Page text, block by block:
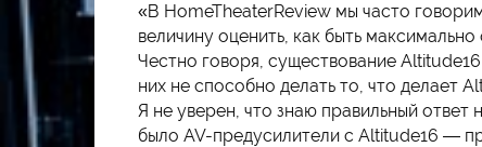
«В HomeTheaterReview мы часто
величину оценить, как быть
Честно говоря, существование
них не способно делать то, что делает
Я не уверен, что знаю правильный
было AV-предусилители с Altitude16 —